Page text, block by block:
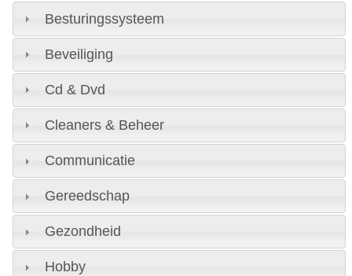
Besturingssysteem
Beveiliging
Cd & Dvd
Cleaners & Beheer
Communicatie
Gereedschap
Gezondheid
Hobby